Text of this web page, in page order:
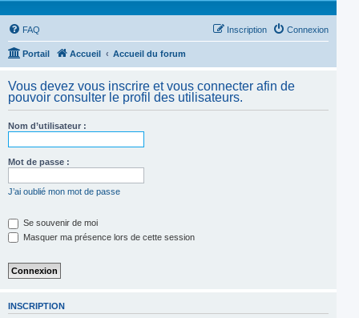
FAQ Connexion
Inscription
Portail Accueil Accueil du forum
Vous devez vous inscrire et vous connecter afin de
pouvoir consulter le profil des utilisateurs.
Nom d’utilisateur :
Mot de passe :
J’ai oublié mon mot de passe
Se souvenir de moi
Masquer ma présence lors de cette session
INSCRIPTION